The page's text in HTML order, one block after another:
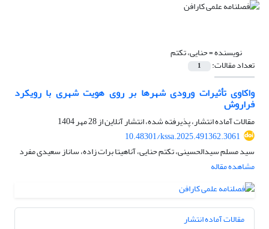
نویسنده =حنایی، تکتم
تعداد مقالات: 1
واکاوی تأثیرات ورودی شهرها بر روی هویت شهری با رویکرد
فراروش
مقالات آماده انتشار، پذیرفته شده، انتشار آنلاین از28 مهر 1404
10.48301/kssa.2025.491362.3061
سید مسلم سیدالحسینی، تکتم حنایی، آناهیتا برات زاده، ساناز سعیدی مفرد
مشاهده مقاله
مقالات آماده انتشار